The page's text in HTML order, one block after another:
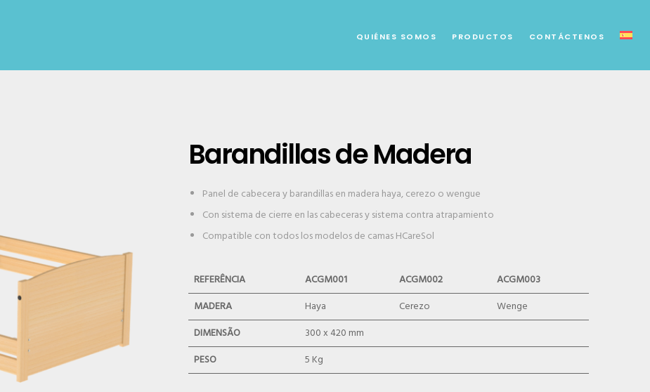
QUIÉNES SOMOS PRODUCTOS CONTÁCTENOS
Barandillas de Madera
Panel de cabecera y barandillas en madera haya, cerezo o wengue
Con sistema de cierre en las cabeceras y sistema contra atrapamiento
Compatible con todos los modelos de camas HCareSol
REFERÊNCIA ACGM001 ACGM002
ACGM003
MADERA
Haya Cerezo
Wenge
DIMENSÃO
300 x 420 mm
PESO
5 Kg